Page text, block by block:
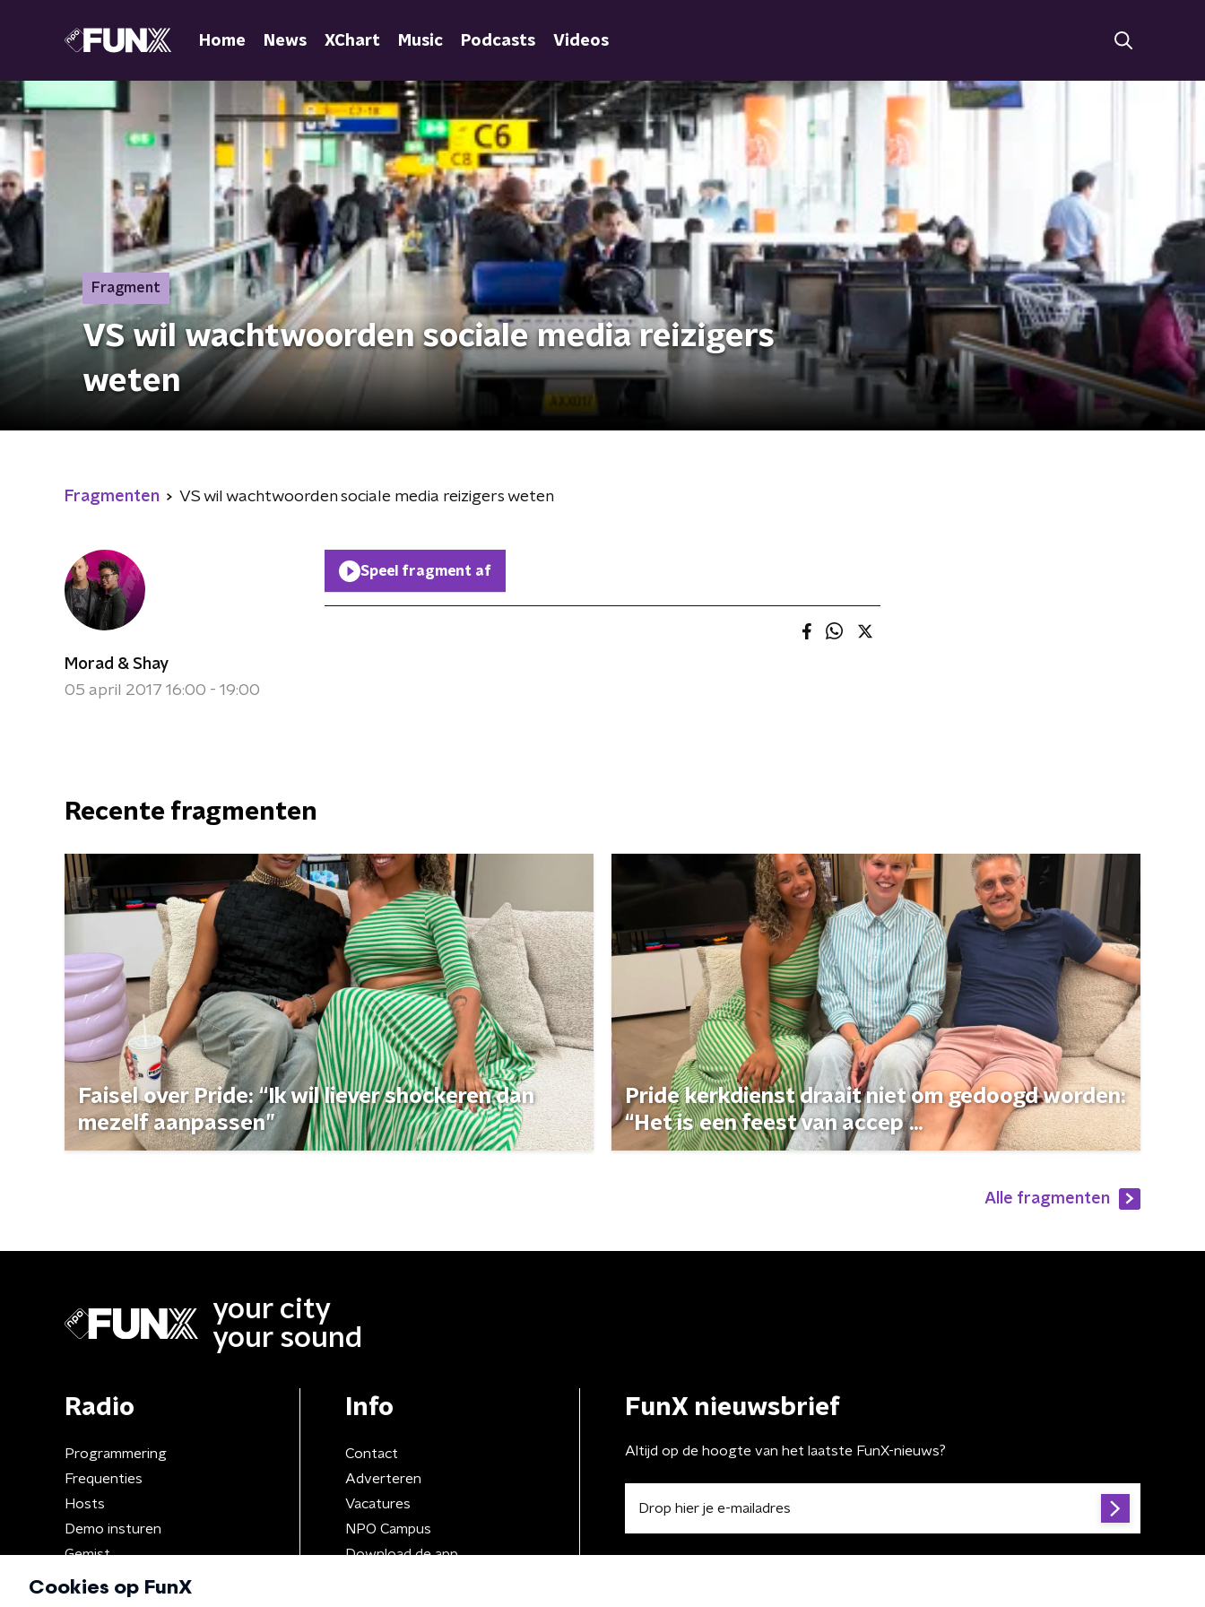
Home News XChart Music Podcasts Videos
Fragment
VS wil wachtwoorden sociale media reizigers
weten
Fragmenten VS wil wachtwoorden sociale media reizigers weten
Morad & Shay
05 april 2017 16:00 - 19:00
Speel fragment af
Recente fragmenten
Faisel over Pride: “Ik wil liever shockeren dan
mezelf aanpassen”
Pride kerkdienst draait niet om gedoogd worden:
“Het is een feest van accep ...
Alle fragmenten
your city
your sound
Radio
Programmering
Frequenties
Hosts
Demo insturen
Gemist
Info
Contact
Adverteren
Vacatures
NPO Campus
Download de app
FunX nieuwsbrief
Altijd op de hoogte van het laatste FunX-nieuws?